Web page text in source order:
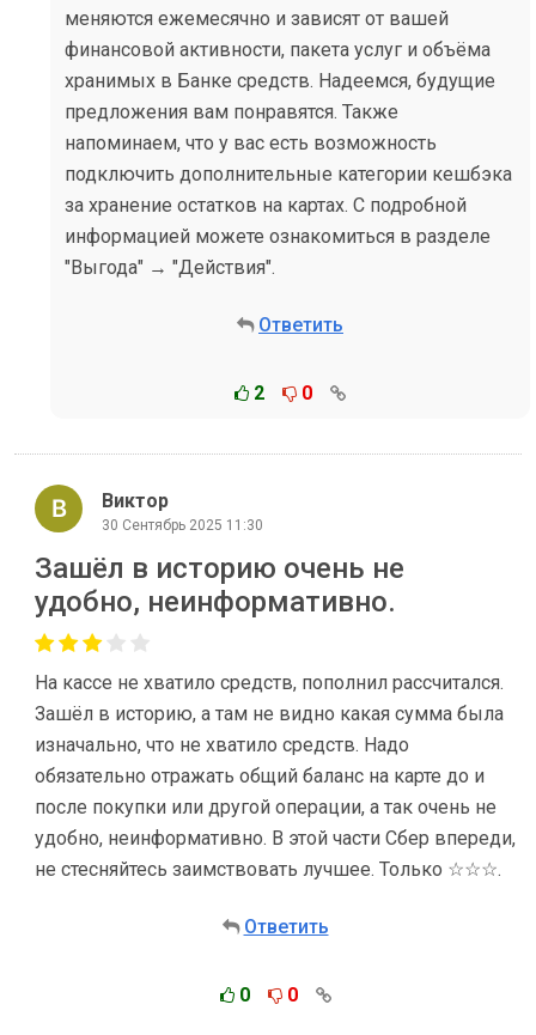
меняются ежемесячно и зависят от вашей
финансовой активности, пакета услуг и объёма
хранимых в Банке средств. Надеемся, будущие
предложения вам понравятся. Также
напоминаем, что у вас есть возможность
подключить дополнительные категории кешбэка
за хранение остатков на картах. С подробной
информацией можете ознакомиться в разделе
"Выгода" → "Действия".
Ответить
2 0
Виктор
30 Сентябрь 2025 11:30
Зашёл в историю очень не
удобно, неинформативно.
На кассе не хватило средств, пополнил рассчитался.
Зашёл в историю, а там не видно какая сумма была
изначально, что не хватило средств. Надо
обязательно отражать общий баланс на карте до и
после покупки или другой операции, а так очень не
удобно, неинформативно. В этой части Сбер впереди,
не стесняйтесь заимствовать лучшее. Только ☆☆☆.
Ответить
0 0